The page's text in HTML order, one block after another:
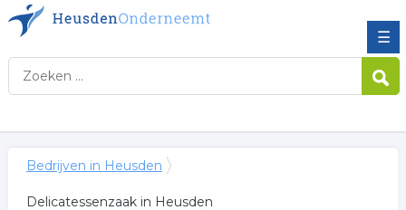
☰
Bedrijven in Heusden
Delicatessenzaak in Heusden